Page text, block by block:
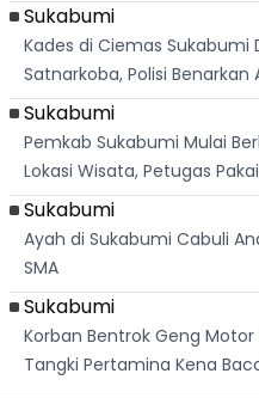
Sukabumi
Kades di Ciemas Sukabumi
Satnarkoba, Polisi Benarkan
Sukabumi
Pemkab Sukabumi Mulai
Lokasi Wisata, Petugas
Sukabumi
Ayah di Sukabumi Cabuli
SMA
Sukabumi
Korban Bentrok Geng
Tangki Pertamina Kena